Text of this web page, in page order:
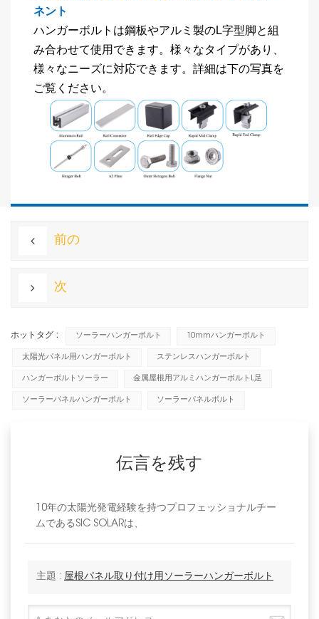
ネント
ハンガーボルトは鋼板やアルミ製のL字型脚と組
み合わせて使用できます。様々なタイプがあり、
様々なニーズに対応できます。詳細は下の写真を
ご覧ください。
前の
次
ホットタグ : ソーラーハンガーボルト 10mmハンガーボルト
太陽光パネル用ハンガーボルト ステンレスハンガーボルト
ハンガーボルトソーラー 金属屋根用アルミハンガーボルトL足
ソーラーパネルハンガーボルト ソーラーパネルボルト
伝言を残す
10年の太陽光発電経験を持つプロフェッショナルチー
ムであるSIC SOLARは、
主題 : 屋根パネル取り付け用ソーラーハンガーボルト